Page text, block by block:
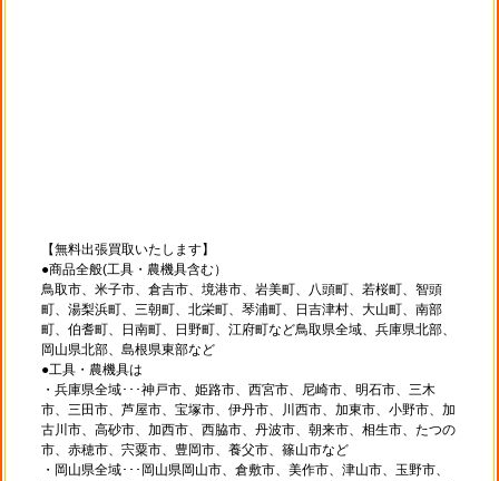
【無料出張買取いたします】
●商品全般(工具・農機具含む）
鳥取市、米子市、倉吉市、境港市、岩美町、八頭町、若桜町、智頭
町、湯梨浜町、三朝町、北栄町、琴浦町、日吉津村、大山町、南部
町、伯耆町、日南町、日野町、江府町など鳥取県全域、兵庫県北部、
岡山県北部、島根県東部など
●工具・農機具は
・兵庫県全域･･･神戸市、姫路市、西宮市、尼崎市、明石市、三木
市、三田市、芦屋市、宝塚市、伊丹市、川西市、加東市、小野市、加
古川市、高砂市、加西市、西脇市、丹波市、朝来市、相生市、たつの
市、赤穂市、宍粟市、豊岡市、養父市、篠山市など
・岡山県全域･･･岡山県岡山市、倉敷市、美作市、津山市、玉野市、